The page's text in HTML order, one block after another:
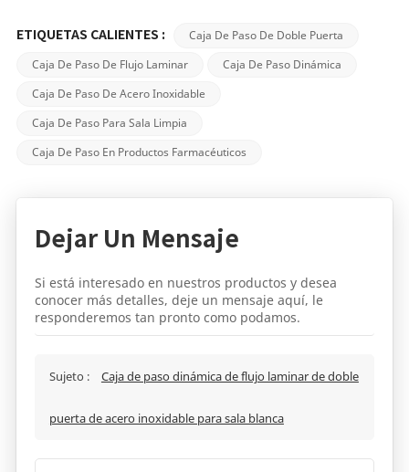
ETIQUETAS CALIENTES :
Caja De Paso De Doble Puerta
Caja De Paso De Flujo Laminar
Caja De Paso Dinámica
Caja De Paso De Acero Inoxidable
Caja De Paso Para Sala Limpia
Caja De Paso En Productos Farmacéuticos
Dejar Un Mensaje
Si está interesado en nuestros productos y desea
conocer más detalles, deje un mensaje aquí, le
responderemos tan pronto como podamos.
Sujeto : Caja de paso dinámica de flujo laminar de doble
puerta de acero inoxidable para sala blanca